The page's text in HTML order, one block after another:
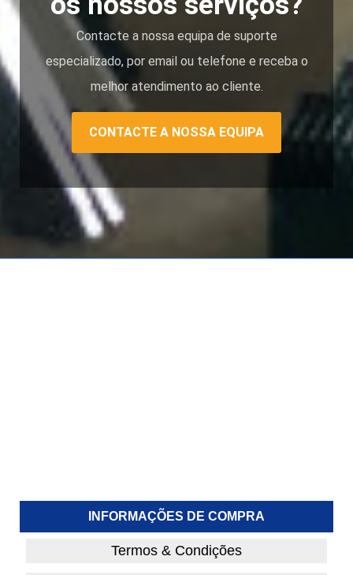
Contacte a nossa equipa de suporte
especializado, por email ou telefone e receba o
melhor atendimento ao cliente.
CONTACTE A NOSSA EQUIPA
INFORMAÇÕES DE COMPRA
Termos & Condições